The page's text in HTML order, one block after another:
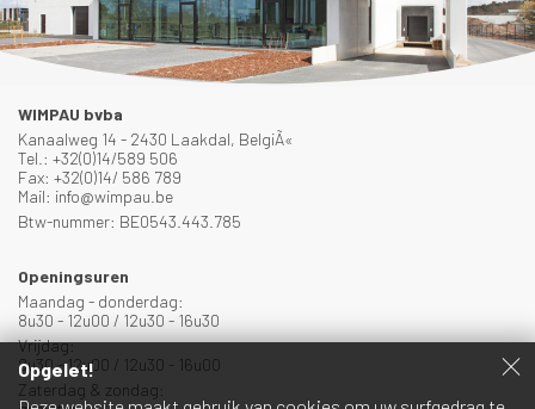
WIMPAU bvba
Kanaalweg 14 - 2430 Laakdal, BelgiÃ«
Tel.: +32(0)14/589 506
Fax: +32(0)14/ 586 789
Mail: info@wimpau.be
Btw-nummer: BE0543.443.785
Openingsuren
Maandag - donderdag:
8u30 - 12u00 / 12u30 - 16u30
Vrijdag:
8u30 - 12u00 / 12u30 - 16u00
Zaterdag & zondag:
Opgelet!